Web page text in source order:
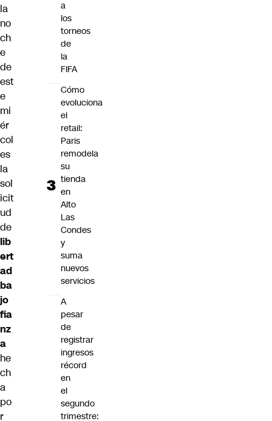
la
no
ch
e
de
est
e
mi
ér
col
es
la
sol
icit
ud
de
lib
ert
ad
ba
jo
fia
nz
a
he
ch
a
po
r
a
los
torneos
de
la
FIFA
Cómo
evoluciona
el
retail:
Paris
remodela
su
tienda
en
Alto
Las
Condes
y
suma
nuevos
servicios
A
pesar
de
registrar
ingresos
récord
en
el
segundo
trimestre: